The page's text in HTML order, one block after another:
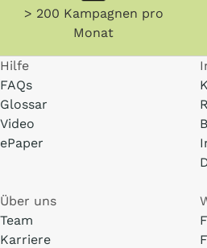
> 200 Kampagnen pro
Monat
Hilfe
FAQs
Glossar
Video
ePaper
Über uns
Team
Karriere